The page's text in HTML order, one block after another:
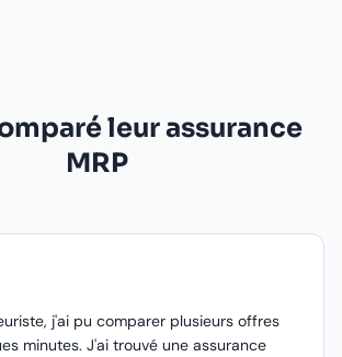
leur assurance
MRP
j'ai pu comparer plusieurs offres
minutes. J'ai trouvé une assurance